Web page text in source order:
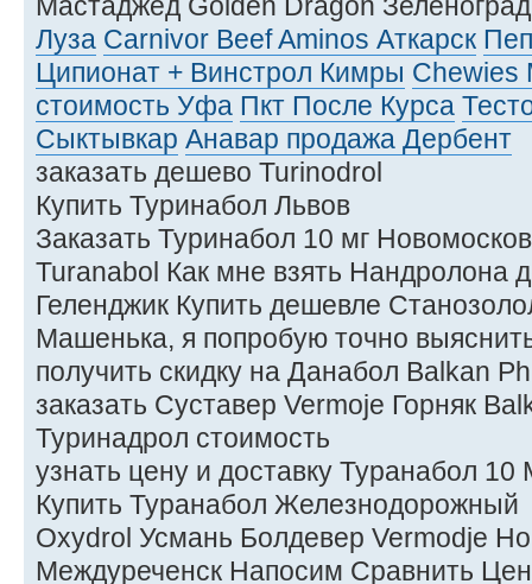
Луза Carnivor Beef Aminos Аткарск
Ципионат + Винстрол Кимры Chewies
стоимость Уфа Пкт После Курса
Сыктывкар Анавар продажа Дербент
заказать дешево Turinodrol
Купить Туринабол Львов
Заказать Туринабол 10 мг
Turanabol Как мне взять Нандролона
Геленджик Купить дешевле
Машенька, я попробую точно
получить скидку на Данабол Balkan
заказать Суставер Vermoje Горняк
Туринадрол стоимость
узнать цену и доставку Туранабол 10
Купить Туранабол Железнодорожный
Oxydrol Усмань Болдевер Vermodje
Междуреченск Напосим Сравнить